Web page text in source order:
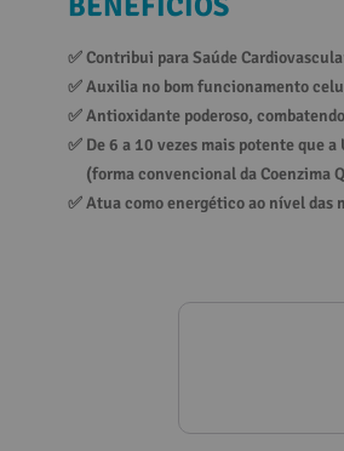
✅ Contribui para Saúde
✅ Auxilia no bom funcionamento
✅ Antioxidante poderoso,
✅ De 6 a 10 vezes mais potente que
(forma convencional da Coenzima
✅ Atua como energético ao nível das